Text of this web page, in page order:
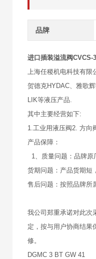
品牌
进口插装溢流阀CVCS-
上海任稷机电科技有限
贺德克HYDAC、雅歌
LIK等液压产品.
其中主要经营如下:
1.工业用液压阀2. 方向
产品保障：
1、质量问题：品牌原
货期问题：产品货期短
售后问题：按照品牌所
我公司郑重承诺对此次
定，按与用户协商结果
修。
DGMC 3 BT GW 41